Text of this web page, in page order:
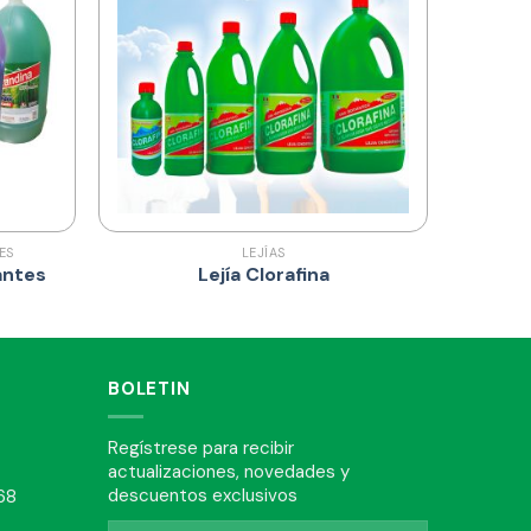
LEJÍAS
Lejía Clorafina
BOLETIN
Regístrese para recibir
actualizaciones, novedades y
descuentos exclusivos